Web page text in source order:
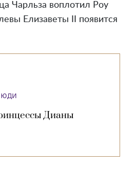
Чарльза воплотил Роу
Елизаветы II появится
Дианы